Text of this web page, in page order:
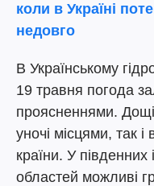
коли в Україні
недовго
В Українському
19 травня погода
проясненнями. Дощі
уночі місцями, так і
країни. У південних
областей можливі